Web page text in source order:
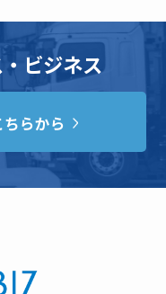
ビジネス
らから